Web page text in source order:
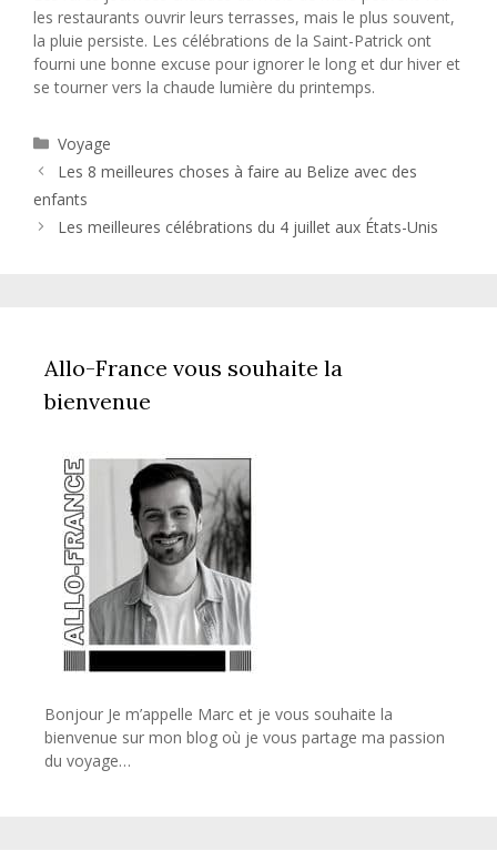
les restaurants ouvrir leurs terrasses, mais le plus souvent,
la pluie persiste. Les célébrations de la Saint-Patrick ont ​​
fourni une bonne excuse pour ignorer le long et dur hiver et
se tourner vers la chaude lumière du printemps.
Catégories
Voyage
Les 8 meilleures choses à faire au Belize avec des
enfants
Les meilleures célébrations du 4 juillet aux États-Unis
Allo-France vous souhaite la
bienvenue
Bonjour Je m’appelle Marc et je vous souhaite la
bienvenue sur mon blog où je vous partage ma passion
du voyage…